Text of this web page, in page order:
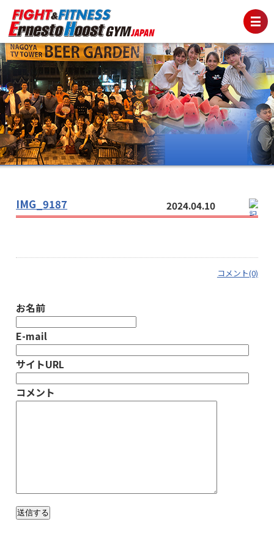
IMG_9187 2024.04.10
コメント(0)
お名前
E-mail
サイトURL
コメント